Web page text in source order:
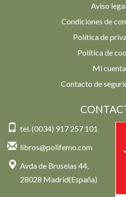
Aviso legal
Condiciones de
Política de
Política de
Mi cuenta
Contacto de
tel. (0034) 917 257 101
libros@polifemo.com
Avda de Bruselas 44,
28028 Madrid(España)